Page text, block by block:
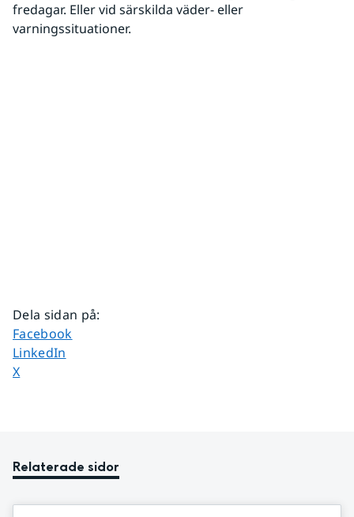
fredagar. Eller vid särskilda väder- eller
varningssituationer.
Dela sidan på:
Dela sidan på
Facebook
Dela sidan på
LinkedIn
Dela sidan på
X
Relaterade sidor